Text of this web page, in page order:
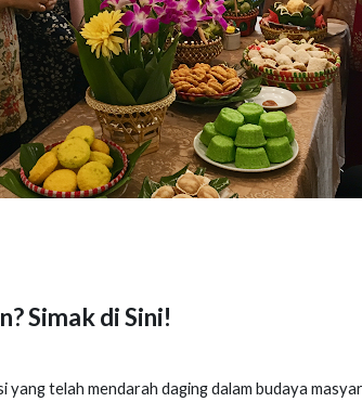
Simak di Sini!
yang telah mendarah daging dalam budaya